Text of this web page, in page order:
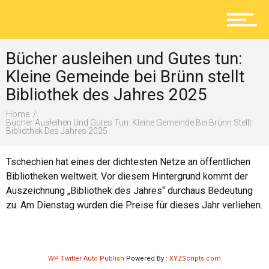
Lokal
Ratgeber
Service
Bücher ausleihen und Gutes tun:
Kleine Gemeinde bei Brünn stellt
Bibliothek des Jahres 2025
Home
Bücher Ausleihen Und Gutes Tun: Kleine Gemeinde Bei Brünn Stellt
Bibliothek Des Jahres 2025
Tschechien hat eines der dichtesten Netze an öffentlichen
Bibliotheken weltweit. Vor diesem Hintergrund kommt der
Auszeichnung „Bibliothek des Jahres“ durchaus Bedeutung
zu. Am Dienstag wurden die Preise für dieses Jahr verliehen.
WP Twitter Auto Publish Powered By : XYZScripts.com